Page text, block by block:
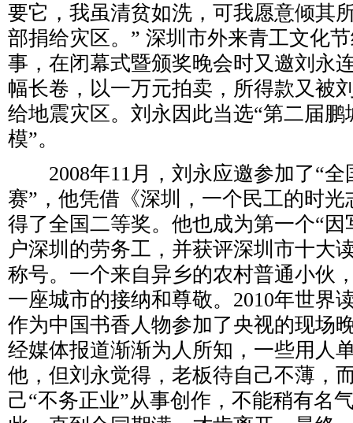
要它，我虽清贫如洗，可我愿意倾其
部捐给灾区。” 深圳市外来青工文化
事，在闭幕式暨颁奖晚会时又邀刘永
幅长卷，以一万元拍卖，所得款又被
给地震灾区。刘永因此当选“第二届鹏
模”。
2008年11月，刘永应邀参加了“全
赛”，他凭借《深圳，一个民工的时
得了全国二等奖。他也成为第一个“因
户深圳的劳务工，并获评深圳市十大
称号。一个来自异乡的农村普通小伙
一座城市的接纳和尊敬。2010年世界
作为中国书香人物参加了央视的现场
经媒体报道渐渐为人所知，一些用人
他，但刘永觉得，老板待自己不薄，
己“不务正业”从事创作，不能稍有名